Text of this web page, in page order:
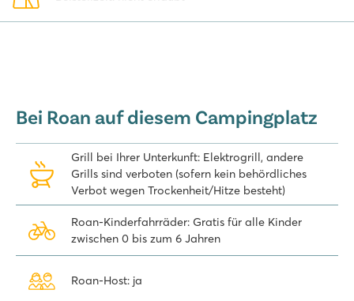
gotischen Palästen am Marafor-Platz ebenfalls ganz sicher einen
Bei Roan auf diesem Campingplatz
Grill bei Ihrer Unterkunft: Elektrogrill, andere
Grills sind verboten (sofern kein behördliches
Verbot wegen Trockenheit/Hitze besteht)
Roan-Kinderfahrräder: Gratis für alle Kinder
zwischen 0 bis zum 6 Jahren
Roan-Host: ja